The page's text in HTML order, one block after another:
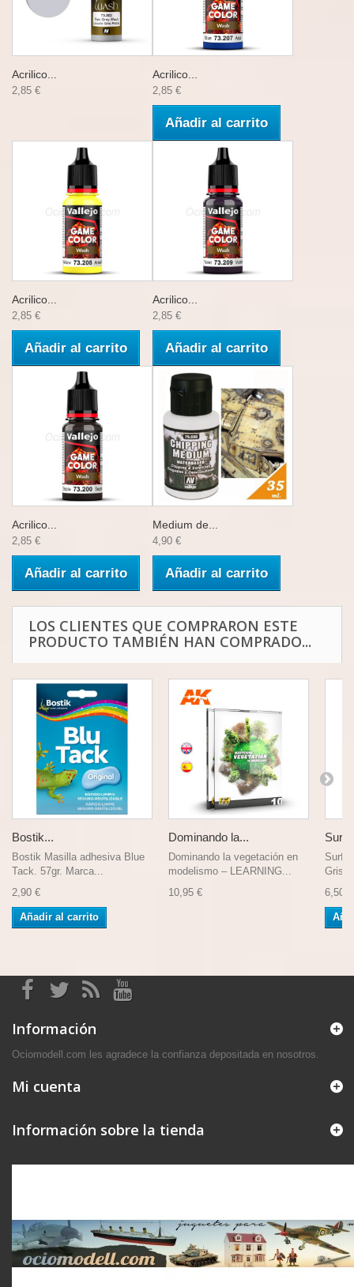
Acrilico...
2,85 €
Acrilico...
2,85 €
Añadir al carrito
Acrilico...
2,85 €
Añadir al carrito
Acrilico...
2,85 €
Añadir al carrito
Acrilico...
2,85 €
Añadir al carrito
Medium de...
4,90 €
Añadir al carrito
LOS CLIENTES QUE COMPRARON ESTE
PRODUCTO TAMBIÉN HAN COMPRADO...
Bostik...
Bostik Masilla adhesiva Blue
Tack. 57gr. Marca...
2,90 €
Añadir al carrito
Dominando la...
Dominando la vegetación en
modelismo – LEARNING...
10,95 €
Gris.
6,50 €
Información
Ociomodell.com les agradece la confianza depositada en nosotros.
Mi cuenta
Información sobre la tienda